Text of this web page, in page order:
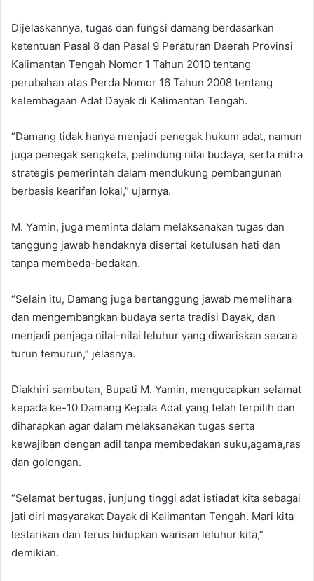
Dijelaskannya, tugas dan fungsi damang berdasarkan
ketentuan Pasal 8 dan Pasal 9 Peraturan Daerah Provinsi
Kalimantan Tengah Nomor 1 Tahun 2010 tentang
perubahan atas Perda Nomor 16 Tahun 2008 tentang
kelembagaan Adat Dayak di Kalimantan Tengah.
“Damang tidak hanya menjadi penegak hukum adat, namun
juga penegak sengketa, pelindung nilai budaya, serta mitra
strategis pemerintah dalam mendukung pembangunan
berbasis kearifan lokal,” ujarnya.
M. Yamin, juga meminta dalam melaksanakan tugas dan
tanggung jawab hendaknya disertai ketulusan hati dan
tanpa membeda-bedakan.
“Selain itu, Damang juga bertanggung jawab memelihara
dan mengembangkan budaya serta tradisi Dayak, dan
menjadi penjaga nilai-nilai leluhur yang diwariskan secara
turun temurun,” jelasnya.
Diakhiri sambutan, Bupati M. Yamin, mengucapkan selamat
kepada ke-10 Damang Kepala Adat yang telah terpilih dan
diharapkan agar dalam melaksanakan tugas serta
kewajiban dengan adil tanpa membedakan suku,agama,ras
dan golongan.
“Selamat bertugas, junjung tinggi adat istiadat kita sebagai
jati diri masyarakat Dayak di Kalimantan Tengah. Mari kita
lestarikan dan terus hidupkan warisan leluhur kita,”
demikian.